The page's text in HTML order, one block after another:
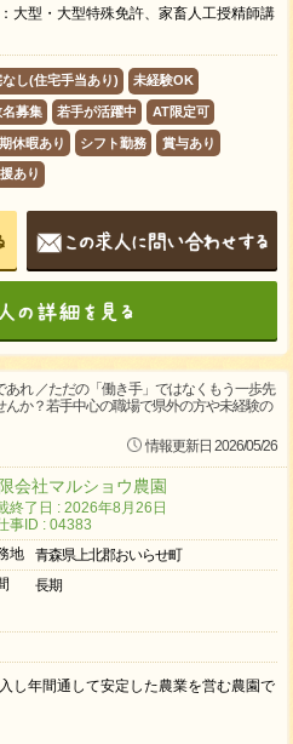
大型・大型特殊免許、家畜人工授精師講
し(住宅手当あり) 未経験OK
募集 若手が活躍中 AT限定可
休暇あり シフト勤務 賞与あり
あり
れ ／ただの「働き手」ではなくもう一歩先
か？若手中心の職場で県外の方や未経験の
情報更新日 2026/05/26
会社マルショウ農園
終了日 : 2026年8月26日
事ID : 04383
地
青森県上北郡おいらせ町
長期
し年間通して安定した農業を営む農園で